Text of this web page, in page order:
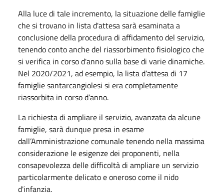
Alla luce di tale incremento, la situazione delle famiglie
che si trovano in lista d'attesa sarà esaminata a
conclusione della procedura di affidamento del servizio,
tenendo conto anche del riassorbimento fisiologico che
si verifica in corso d'anno sulla base di varie dinamiche.
Nel 2020/2021, ad esempio, la lista d’attesa di 17
famiglie santarcangiolesi si era completamente
riassorbita in corso d’anno.
La richiesta di ampliare il servizio, avanzata da alcune
famiglie, sarà dunque presa in esame
dall’Amministrazione comunale tenendo nella massima
considerazione le esigenze dei proponenti, nella
consapevolezza delle difficoltà di ampliare un servizio
particolarmente delicato e oneroso come il nido
d'infanzia.